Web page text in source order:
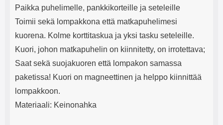
20.W Max Johdon pituus: 1 metri
Paikka puhelimelle, pankkikorteille ja seteleille
Toimii sekä lompakkona että matkapuhelimesi
kuorena. Kolme korttitaskua ja yksi tasku seteleille.
Kuori, johon matkapuhelin on kiinnitetty, on irrotettava;
Saat sekä suojakuoren että lompakon samassa
paketissa! Kuori on magneettinen ja helppo kiinnittää
lompakkoon.
Materiaali: Keinonahka